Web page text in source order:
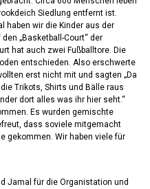
Siedlung entfernt ist.
haben wir die Kinder aus der
„Basketball-Court“ der
hat auch zwei Fußballtore. Die
entschieden. Also erschwerte
erst nicht mit und sagten „Da
Trikots, Shirts und Bälle raus
dort alles was ihr hier seht.“
Es wurden gemischte
dass soviele mitgemacht
gekommen. Wir haben viele für
Jamal für die Organistation und